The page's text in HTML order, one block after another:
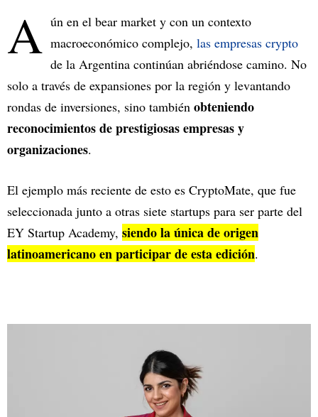
A ún en el bear market y con un contexto
macroeconómico complejo, las empresas crypto
de la Argentina continúan abriéndose camino. No
solo a través de expansiones por la región y levantando
rondas de inversiones, sino también obteniendo
reconocimientos de prestigiosas empresas y
organizaciones.
El ejemplo más reciente de esto es CryptoMate, que fue
seleccionada junto a otras siete startups para ser parte del
EY Startup Academy, siendo la única de origen
latinoamericano en participar de esta edición.